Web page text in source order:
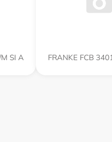
SI A FRANKE FCB